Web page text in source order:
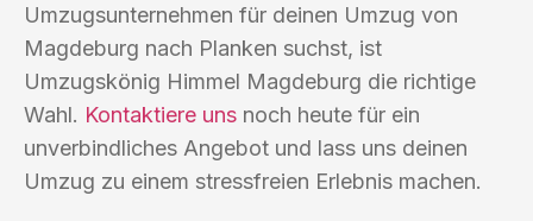
Umzugsunternehmen für deinen Umzug von
Magdeburg nach Planken suchst, ist
Umzugskönig Himmel Magdeburg die richtige
Wahl. Kontaktiere uns noch heute für ein
unverbindliches Angebot und lass uns deinen
Umzug zu einem stressfreien Erlebnis machen.